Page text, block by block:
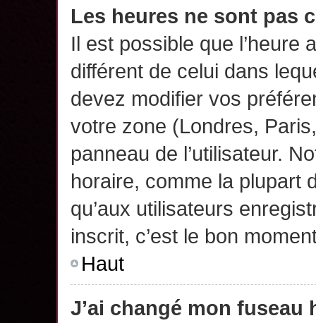
Les heures ne sont pas
Il est possible que l’heure
différent de celui dans
devez modifier vos
votre zone (Londres,
panneau de l’utilisateur.
horaire, comme la plupart
qu’aux utilisateurs
inscrit, c’est le bon
Haut
J’ai changé mon fuseau